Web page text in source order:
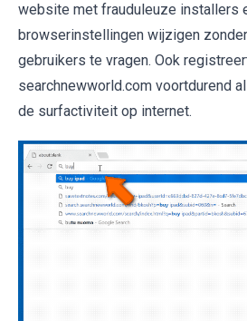
website met frauduleuze installers
browserinstellingen wijzigen
gebruikers te vragen. Ook
searchnewworld.com voortdurend
de surfactiviteit op internet.